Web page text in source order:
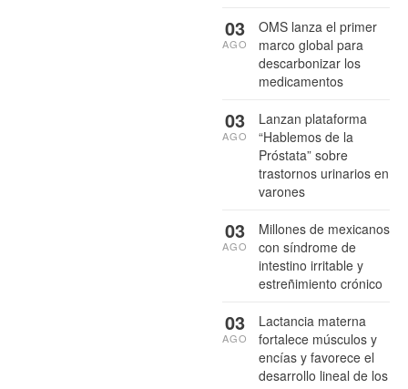
OMS lanza el primer
marco global para
descarbonizar los
medicamentos
03
AGO
Lanzan plataforma
“Hablemos de la
Próstata” sobre
trastornos urinarios en
varones
03
AGO
Millones de mexicanos
con síndrome de
intestino irritable y
estreñimiento crónico
03
AGO
Lactancia materna
fortalece músculos y
encías y favorece el
desarrollo lineal de los
03
AGO